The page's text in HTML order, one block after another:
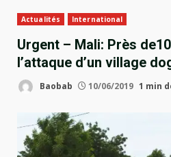
Actualités International
Urgent – Mali: Près
l’attaque d’un village
Baobab 10/06/2019 1 min